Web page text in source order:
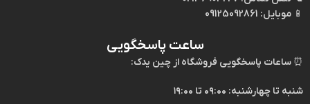
یدکی اصلی کی ام سی K7
📱 موبایل:
ساعت پاسخگویی
⏰ ساعات پاسخگویی فروشگاه از چین یدک:
شنبه تا چهارشنبه: ۰۹:۰۰ تا ۱۹:۰۰